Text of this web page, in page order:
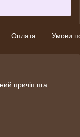
Оплата Умови
причіп пга.